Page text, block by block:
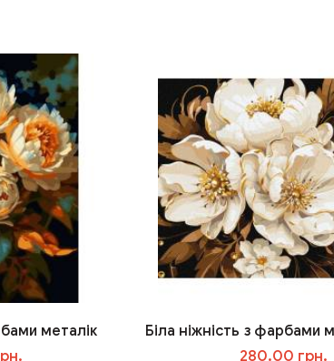
металік Біла ніжність з фарбами
280.00 грн.